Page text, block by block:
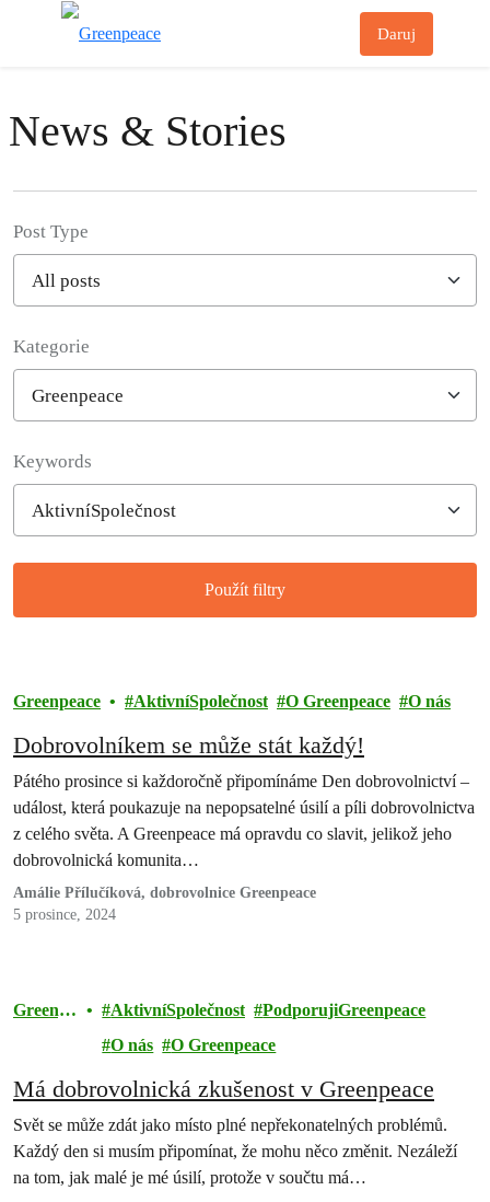
Daruj
News & Stories
Post Type
Kategorie
Keywords
Použít filtry
Greenpeace AktivníSpolečnost O Greenpeace O nás
Dobrovolníkem se může stát každý!
Pátého prosince si každoročně připomínáme Den dobrovolnictví –
událost, která poukazuje na nepopsatelné úsilí a píli dobrovolnictva
z celého světa. A Greenpeace má opravdu co slavit, jelikož jeho
dobrovolnická komunita…
Amálie Přílučíková, dobrovolnice Greenpeace
5 prosince, 2024
Greenpe
AktivníSpolečnost
PodporujiGreenpeace
O nás
O Greenpeace
Má dobrovolnická zkušenost v Greenpeace
Svět se může zdát jako místo plné nepřekonatelných problémů.
Každý den si musím připomínat, že mohu něco změnit. Nezáleží
na tom, jak malé je mé úsilí, protože v součtu má…